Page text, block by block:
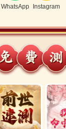
WhatsApp Instagram